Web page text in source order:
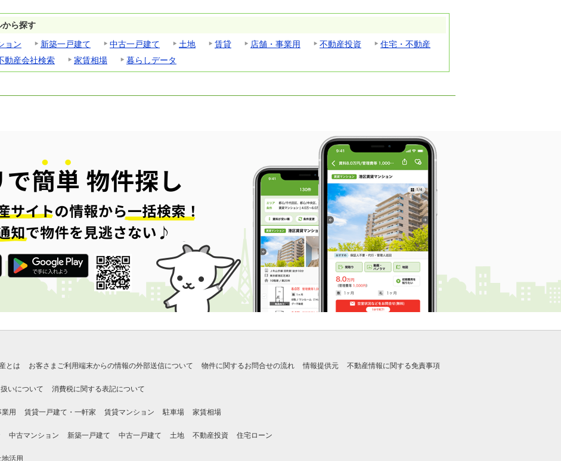
から探す
ョン 新築一戸建て 中古一戸建て 土地 賃貸 店舗・事業用 不動産投資
住宅・不動産
動産会社検索 家賃相場 暮らしデータ
とは お客さまご利用端末からの情報の外部送信について 物件に関するお問合せの流れ 情報提供元 不動産情報に関する免責事項
いについて 消費税に関する表記について
用 賃貸一戸建て・一軒家 賃貸マンション 駐車場 家賃相場
中古マンション 新築一戸建て 中古一戸建て 土地 不動産投資 住宅ローン
地活用